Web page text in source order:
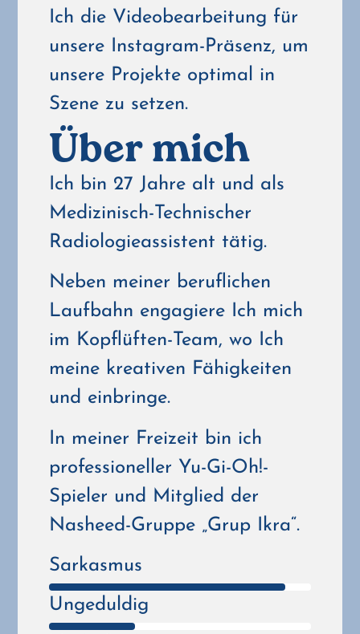
Ich die Videobearbeitung für
unsere Instagram-Präsenz, um
unsere Projekte optimal in
Szene zu setzen.
Über mich
Ich bin 27 Jahre alt und als
Medizinisch-Technischer
Radiologieassistent tätig.
Neben meiner beruflichen
Laufbahn engagiere Ich mich
im Kopflüften-Team, wo Ich
meine kreativen Fähigkeiten
und einbringe.
In meiner Freizeit bin ich
professioneller Yu-Gi-Oh!-
Spieler und Mitglied der
Nasheed-Gruppe „Grup Ikra“.
Sarkasmus
Ungeduldig